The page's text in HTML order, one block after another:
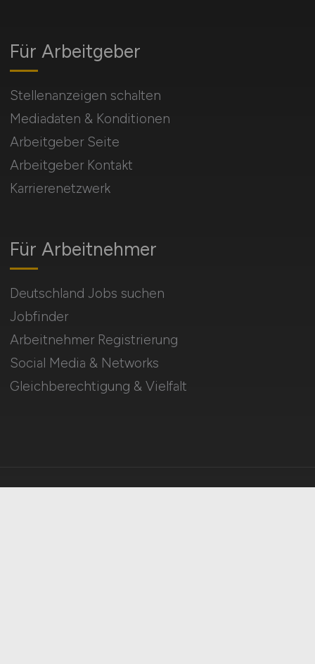
Für Arbeitnehmer
Deutschland Jobs suchen
Jobfinder
Arbeitnehmer Registrierung
Social Media & Networks
Gleichberechtigung & Vielfalt
Für Arbeitgeber
Stellenanzeigen schalten
Mediadaten & Konditionen
Arbeitgeber Seite
Arbeitgeber Kontakt
Karrierenetzwerk